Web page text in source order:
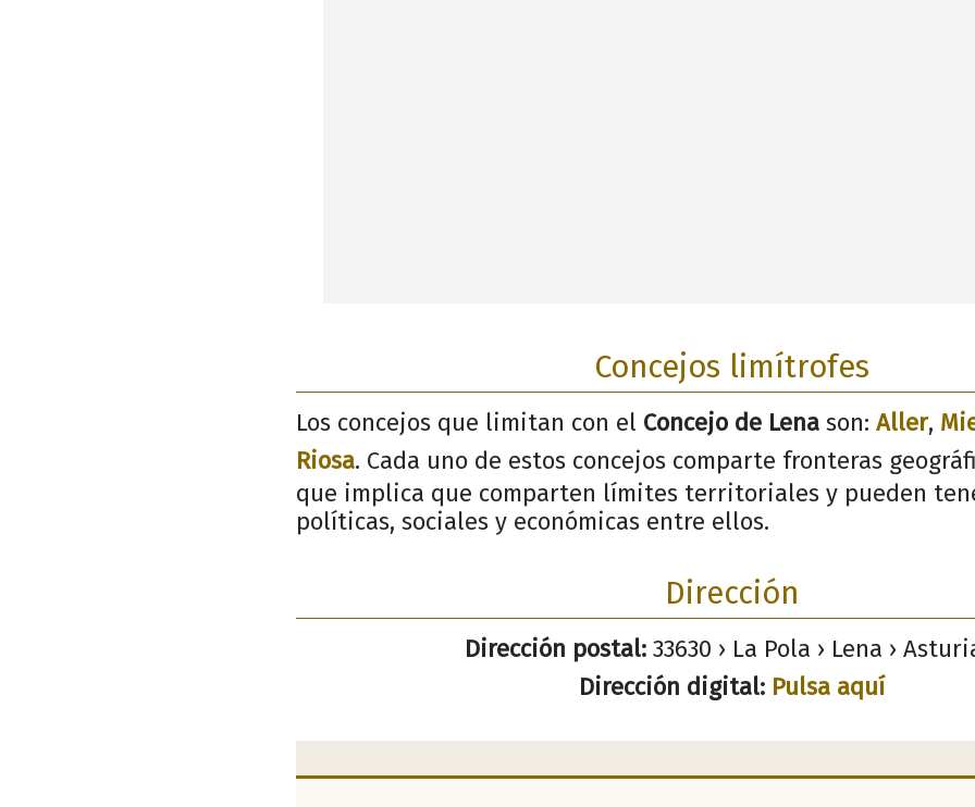
Concejos limítrofes
Los concejos que limitan con el Concejo de Lena son: Aller,
Riosa. Cada uno de estos concejos comparte fronteras
que implica que comparten límites territoriales y pueden
políticas, sociales y económicas entre ellos.
Dirección
Dirección postal:33630 › La Pola › Lena ›
Dirección digital: Pulsa aquí